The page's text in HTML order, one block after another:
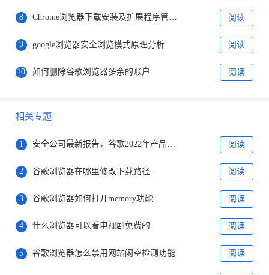
8 Chrome浏览器下载安装及扩展程序管理操作 阅读
9 google浏览器安全浏览模式原理分析 阅读
10 如何删除谷歌浏览器多余的账户 阅读
相关专题
1 安全公司最新报告，谷歌2022年产品存在漏洞排名第一 阅读
2 谷歌浏览器在哪里修改下载路径 阅读
3 谷歌浏览器如何打开memory功能 阅读
4 什么浏览器可以看电视剧免费的 阅读
5 谷歌浏览器怎么禁用网站闲空检测功能 阅读